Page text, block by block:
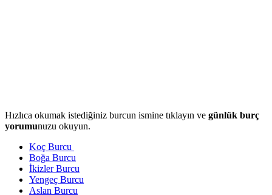
Hızlıca okumak istediğiniz burcun ismine tıklayın ve günlük burç
yorumunuzu okuyun.
Koç Burcu
Boğa Burcu
İkizler Burcu
Yengeç Burcu
Aslan Burcu